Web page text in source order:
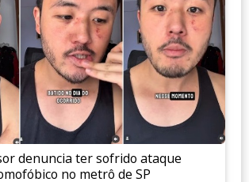
denuncia ter sofrido ataque
no metrô de SP